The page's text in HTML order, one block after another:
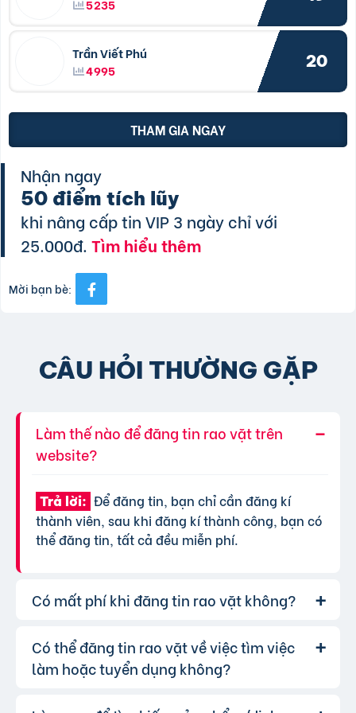
5235
Trần Viết Phú
4995
20
THAM GIA NGAY
Nhận ngay
50 điểm tích lũy
khi nâng cấp tin VIP 3 ngày chỉ với
25.000đ.Tìm hiểu thêm
Mời bạn bè:
CÂU HỎI THƯỜNG GẶP
Làm thế nào để đăng tin rao vặt trên
website?
Trả lời: Để đăng tin, bạn chỉ cần đăng kí
thành viên, sau khi đăng kí thành công, bạn có
thể đăng tin, tất cả đều miễn phí.
Có mất phí khi đăng tin rao vặt không?
Trả lời: Chúng tôi cung cấp gói đăng tin miễn
phí cơ bản cho tất cả người dùng. Tuy nhiên, để
thị, bạn có thể lựa chọn các gói dịch vụ nâng
Có thể đăng tin rao vặt về việc tìm việc
làm hoặc tuyển dụng không?